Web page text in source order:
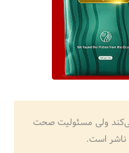
می‌کند ولی مسئولیت صحت
است.